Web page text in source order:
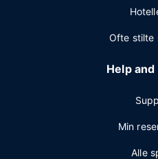
Ofte stilte
Help
Min
Alle